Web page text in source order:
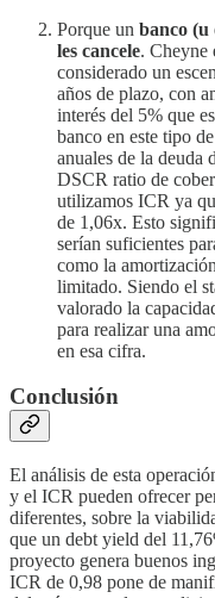
Porque un banco
les cancele. Cheyne
considerado un
años de plazo, con
interés del 5% que
banco en este tipo
anuales de la deuda
DSCR ratio de
utilizamos ICR ya
de 1,06x. Esto
serían suficientes
como la
limitado. Siendo el
valorado la
para realizar una
en esa cifra.
Conclusión
El análisis de esta
y el ICR pueden ofrecer
diferentes, sobre la
que un debt yield del
proyecto genera buenos
ICR de 0,98 pone de